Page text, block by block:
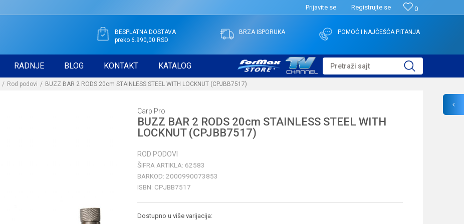
0
Prijavite se Registrujte se
BESPLATNA DOSTAVA
preko 6.990,00 RSD
BRZA ISPORUKA POMOĆ I NAJČEŠĆA PITANJA
RADNJE BLOG KONTAKT KATALOG Pretraži sajt
Rod podovi BUZZ BAR 2 RODS 20cm STAINLESS STEEL WITH LOCKNUT (CPJBB7517)
Carp Pro
BUZZ BAR 2 RODS 20cm STAINLESS STEEL WITH
LOCKNUT (CPJBB7517)
ROD PODOVI
ŠIFRA ARTIKLA: 62583
BARKOD: 2000990073853
ISBN: CPJBB7517
Dostupno u više varijacija: